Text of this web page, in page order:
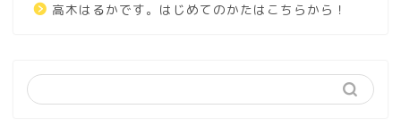
高木はるかです。はじめてのかたはこちらから！